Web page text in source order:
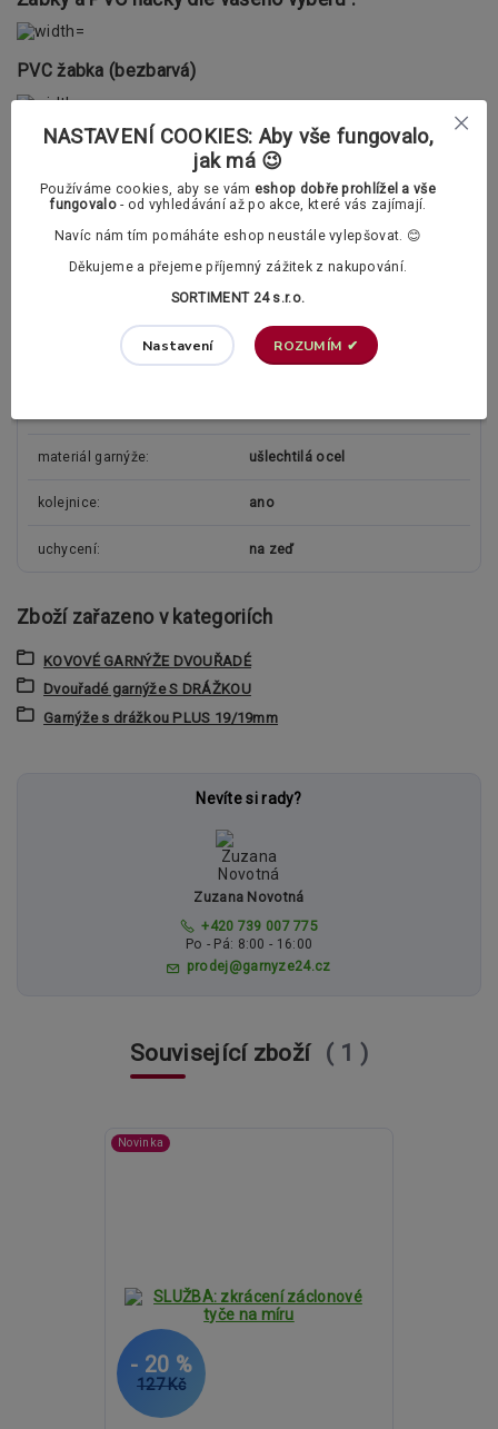
PVC žabka (bezbarvá)
PVC háček (bezbarvý)
Doplňující informace
Vzdálenost záclonové tyčí (garnýže) od zdi je 12,5 a 19,5cm.
dvouřadá
materiál garnýže ušlechtilá ocel
kolejnice ano
uchycení na zeď
Zboží zařazeno v kategoriích
KOVOVÉ GARNÝŽE DVOUŘADÉ
Dvouřadé garnýže S DRÁŽKOU
Garnýže s drážkou PLUS 19/19mm
Nevíte si rady?
Zuzana Novotná
+420 739 007 775
Po - Pá: 8:00 - 16:00
prodej@garnyze24.cz
Související zboží 1
Novinka
127 Kč
- 20 %
NASTAVENÍ COOKIES: Aby vše fungovalo,
jak má 😉
Používáme cookies, aby se vám eshop dobře prohlížel a vše
fungovalo- od vyhledávání až po akce, které vás zajímají.
Navíc nám tím pomáháte eshop neustále vylepšovat. 😊
Děkujeme a přejeme příjemný zážitek z nakupování.
SORTIMENT 24 s.r.o.
Nastavení ROZUMÍM ✔